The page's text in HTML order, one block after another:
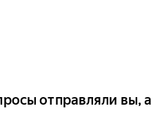
отправляли вы, а